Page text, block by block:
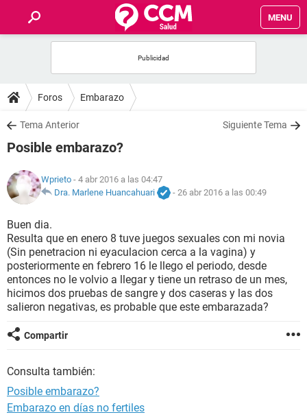
MENU
FOROS
SALUD
NUTRICIÓN
BIENESTAR
SEXUALIDAD
GLOSARIO
Foros Embarazo
Tema Anterior Siguiente Tema
Posible embarazo?
Wprieto - 4 abr 2016 a las 04:47
Dra. Marlene Huancahuari
- 26 abr 2016 a las 00:49
Buen dia.
Resulta que en enero 8 tuve juegos sexuales con mi novia
(Sin penetracion ni eyaculacion cerca a la vagina) y
posteriormente en febrero 16 le llego el periodo, desde
entonces no le volvio a llegar y tiene un retraso de un mes,
hicimos dos pruebas de sangre y dos caseras y las dos
salieron negativas, es probable que este embarazada?
Compartir
Consulta también:
Posible embarazo?
Embarazo en días no fertiles